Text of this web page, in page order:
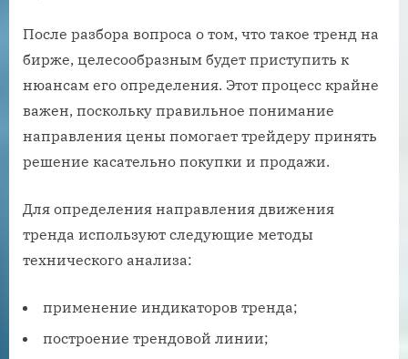
После разбора вопроса о том, что такое тренд на
бирже, целесообразным будет приступить к
нюансам его определения. Этот процесс крайне
важен, поскольку правильное понимание
направления цены помогает трейдеру принять
решение касательно покупки и продажи.
Для определения направления движения
тренда используют следующие методы
технического анализа:
применение индикаторов тренда;
построение трендовой линии;